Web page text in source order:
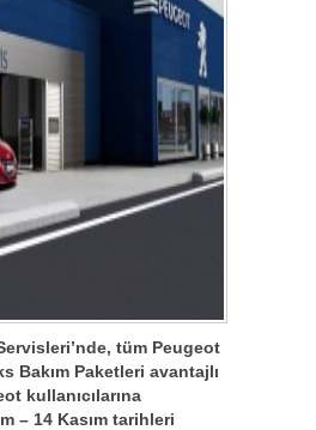
tüm Peugeot
Bakım Paketleri avantajlı
kullanıcılarına
– 14 Kasım tarihleri